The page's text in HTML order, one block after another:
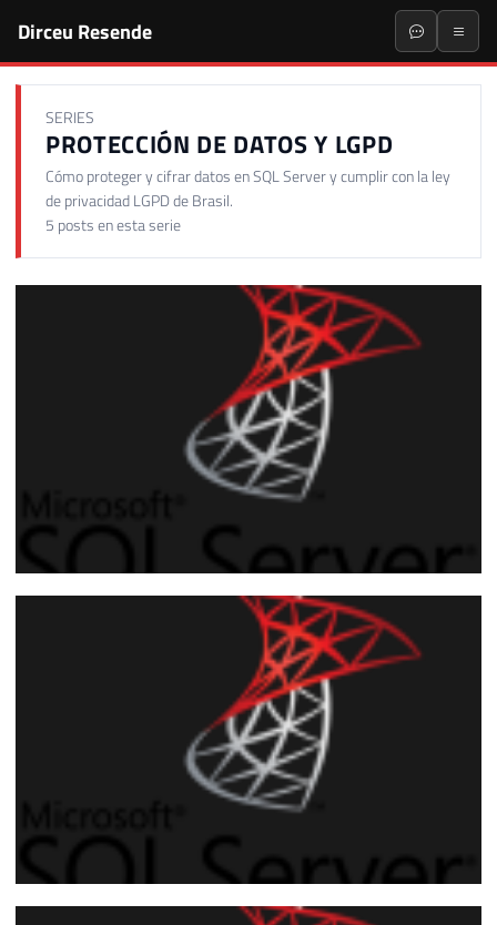
Dirceu Resende
SERIES
PROTECCIÓN DE DATOS Y LGPD
Cómo proteger y cifrar datos en SQL Server y cumplir con la ley
de privacidad LGPD de Brasil.
5 posts en esta serie
SQL Server 2008 - Cómo cifrar sus datos
usando Transparent Data Encryption
13 min de lectura